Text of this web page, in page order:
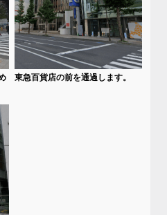
東急百貨店の前を通過します。